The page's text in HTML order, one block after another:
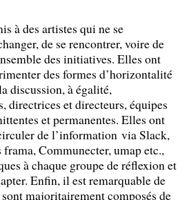
à des artistes qui ne se
de se rencontrer, voire de
des initiatives. Elles ont
des formes d’horizontalité
discussion, à égalité,
directrices et directeurs, équipes
et permanentes. Elles ont
de l’information via Slack,
Communecter, umap etc.,
à chaque groupe de réflexion et
Enfin, il est remarquable de
majoritairement composés de